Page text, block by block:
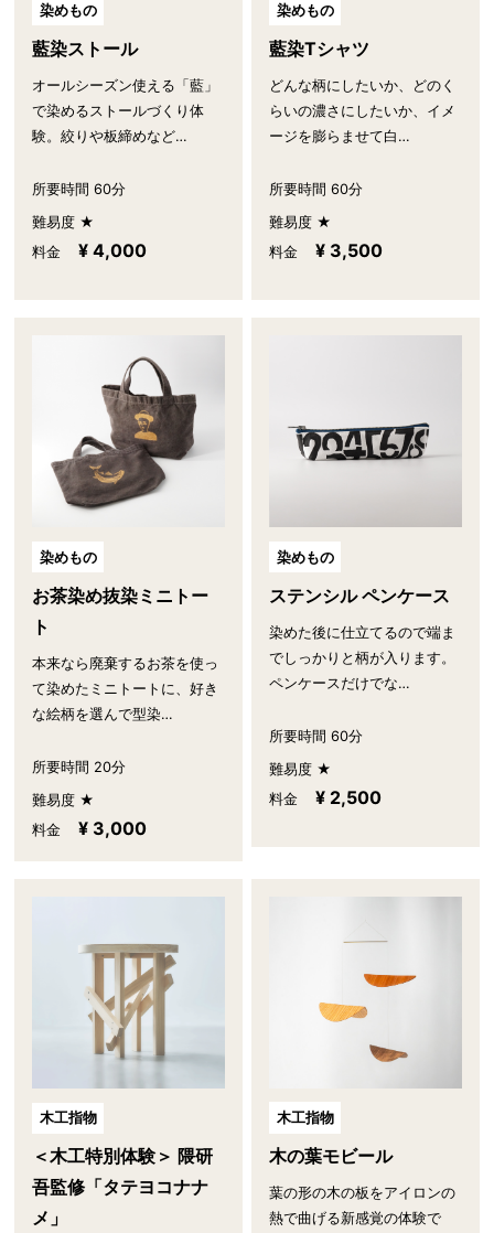
染めもの
藍染ストール
オールシーズン使える「藍」
で染めるストールづくり体
験。絞りや板締めなど…
所要時間 60分
難易度 ★
料金
¥ 4,000
染めもの
藍染Tシャツ
どんな柄にしたいか、どのく
らいの濃さにしたいか、イメ
ージを膨らませて白…
所要時間 60分
難易度 ★
料金
¥ 3,500
染めもの
お茶染め抜染ミニトー
ト
本来なら廃棄するお茶を使っ
て染めたミニトートに、好き
な絵柄を選んで型染…
所要時間 20分
難易度 ★
料金
¥ 3,000
染めもの
ステンシル ペンケース
染めた後に仕立てるので端ま
でしっかりと柄が入ります。
ペンケースだけでな…
所要時間 60分
難易度 ★
料金
¥ 2,500
木工指物
＜木工特別体験＞ 隈研
吾監修「タテヨコナナ
メ」
木工指物
木の葉モビール
葉の形の木の板をアイロンの
熱で曲げる新感覚の体験で